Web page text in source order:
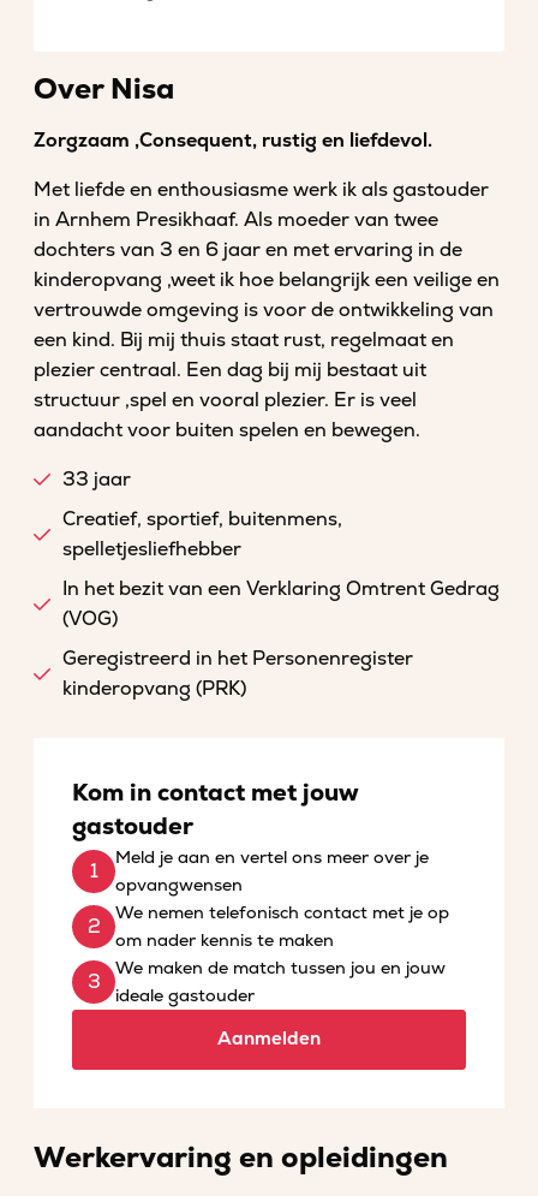
Over Nisa
Zorgzaam ,Consequent, rustig en liefdevol.
Met liefde en enthousiasme werk ik als gastouder
in Arnhem Presikhaaf. Als moeder van twee
dochters van 3 en 6 jaar en met ervaring in de
kinderopvang ,weet ik hoe belangrijk een veilige en
vertrouwde omgeving is voor de ontwikkeling van
een kind. Bij mij thuis staat rust, regelmaat en
plezier centraal. Een dag bij mij bestaat uit
structuur ,spel en vooral plezier. Er is veel
aandacht voor buiten spelen en bewegen.
33 jaar
Creatief, sportief, buitenmens,
spelletjesliefhebber
In het bezit van een Verklaring Omtrent Gedrag
(VOG)
Geregistreerd in het Personenregister
kinderopvang (PRK)
Kom in contact met jouw
gastouder
Meld je aan en vertel ons meer over je
opvangwensen
We nemen telefonisch contact met je op
om nader kennis te maken
We maken de match tussen jou en jouw
ideale gastouder
Aanmelden
Werkervaring en opleidingen